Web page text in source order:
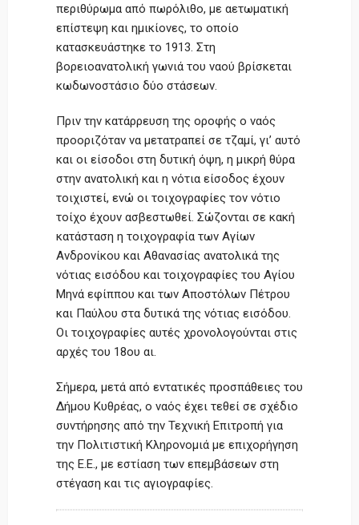
περιθύρωμα από πωρόλιθο, με αετωματική
επίστεψη και ημικίονες, το οποίο
κατασκευάστηκε το 1913. Στη
βορειοανατολική γωνιά του ναού βρίσκεται
κωδωνοστάσιο δύο στάσεων.
Πριν την κατάρρευση της οροφής ο ναός
προοριζόταν να μετατραπεί σε τζαμί, γι’ αυτό
και οι είσοδοι στη δυτική όψη, η μικρή θύρα
στην ανατολική και η νότια είσοδος έχουν
τοιχιστεί, ενώ οι τοιχογραφίες τον νότιο
τοίχο έχουν ασβεστωθεί. Σώζονται σε κακή
κατάσταση η τοιχογραφία των Αγίων
Ανδρονίκου και Αθανασίας ανατολικά της
νότιας εισόδου και τοιχογραφίες του Αγίου
Μηνά εφίππου και των Αποστόλων Πέτρου
και Παύλου στα δυτικά της νότιας εισόδου.
Οι τοιχογραφίες αυτές χρονολογούνται στις
αρχές του 18ου αι.
Σήμερα, μετά από εντατικές προσπάθειες του
Δήμου Κυθρέας, ο ναός έχει τεθεί σε σχέδιο
συντήρησης από την Τεχνική Επιτροπή για
την Πολιτιστική Κληρονομιά με επιχορήγηση
της Ε.Ε., με εστίαση των επεμβάσεων στη
στέγαση και τις αγιογραφίες.